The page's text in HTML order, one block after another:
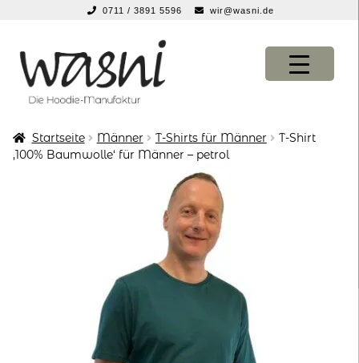
0711 / 3891 5596 wir@wasni.de
Navigation
springen
Inhalt
springen
KONFIGURATOR
KONFIGURATOR
Startseite Männer T-Shirts für Männer
T-Shirt
‚100% Baumwolle‘ für Männer – petrol